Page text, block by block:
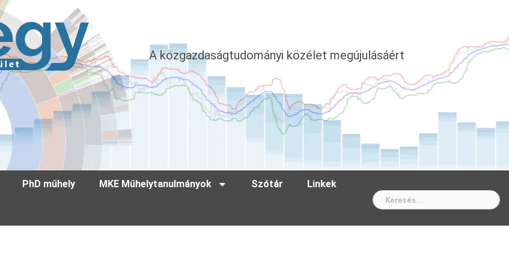
A közgazdaságtudományi közélet megújulásáért
PhD műhely MKE Műhelytanulmányok Szótár Linkek